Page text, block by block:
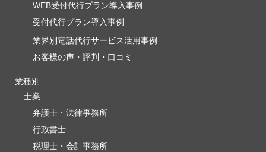
WEB受付代行プラン導入事例
受付代行プラン導入事例
業界別電話代行サービス活用事例
お客様の声・評判・口コミ
業種別
士業
弁護士・法律事務所
行政書士
税理士・会計事務所